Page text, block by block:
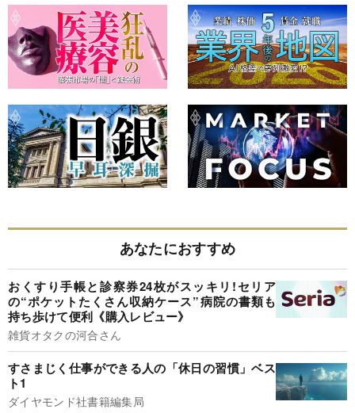
あなたにおすすめ
おくすり手帳と診察券24枚がスッキリ!セリア
の“ポケットたくさん収納ケース”病院の書類も
持ち歩けて便利《購入レビュー》
雑貨オタクの河合さん
すさまじく仕事ができる人の「休日の習慣」ベス
ト1
ダイヤモンド社書籍編集局